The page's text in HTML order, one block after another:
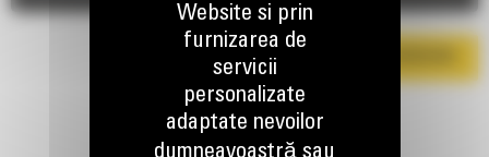
Website si prin
furnizarea de
servicii
personalizate
adaptate nevoilor